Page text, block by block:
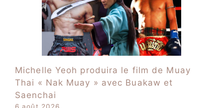
Michelle Yeoh produira le film de Muay
Thai « Nak Muay » avec Buakaw et
Saenchai